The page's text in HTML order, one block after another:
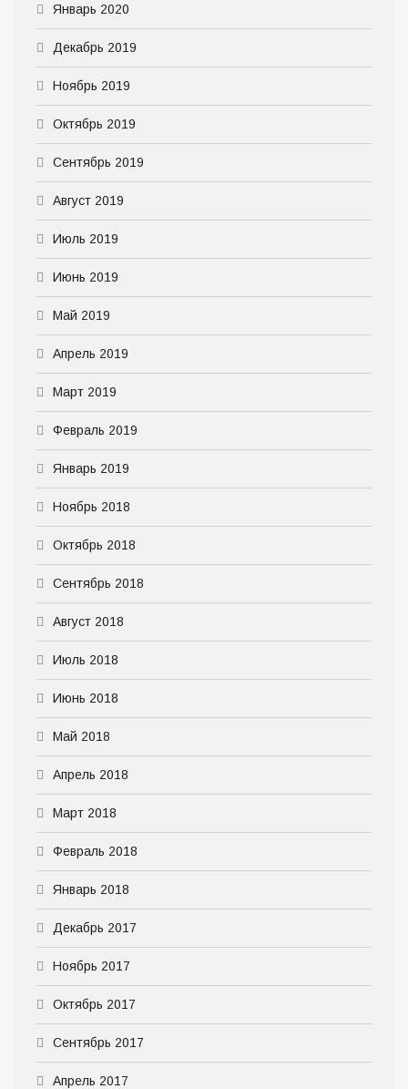
Январь 2020
Декабрь 2019
Ноябрь 2019
Октябрь 2019
Сентябрь 2019
Август 2019
Июль 2019
Июнь 2019
Май 2019
Апрель 2019
Март 2019
Февраль 2019
Январь 2019
Ноябрь 2018
Октябрь 2018
Сентябрь 2018
Август 2018
Июль 2018
Июнь 2018
Май 2018
Апрель 2018
Март 2018
Февраль 2018
Январь 2018
Декабрь 2017
Ноябрь 2017
Октябрь 2017
Сентябрь 2017
Апрель 2017